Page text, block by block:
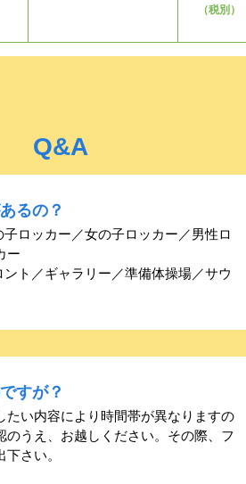
（税別）
Q&A
るの？
ロッカー／女の子ロッカー／男性ロ
ー
ト／ギャラリー／準備体操場／サウ
すが？
たい内容により時間帯が異なりますの
のうえ、お越しください。その際、フ
さい。